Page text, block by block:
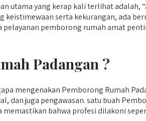
utama yang kerap kali terlihat adalah,
serta kekurangan, ada
pemborong rumah amat
Padangan ?
mengenakan Pemborong Rumah
dan juga pengawasan. satu buah
bahwa profesi dilakoni